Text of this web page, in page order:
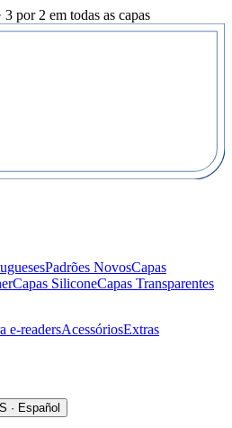
por 2 em todas as capas
Padrões NovosCapas
Capas SiliconeCapas Transparentes
e-readersAcessóriosExtras
Español